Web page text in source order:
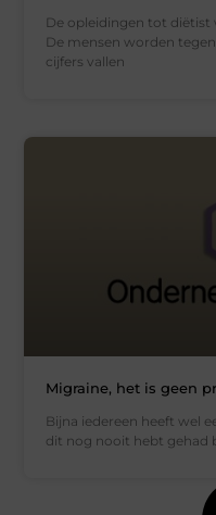
De opleidingen tot
De mensen worden
cijfers vallen
Migraine, het is geen
Bijna iedereen heeft wel
dit nog nooit hebt gehad